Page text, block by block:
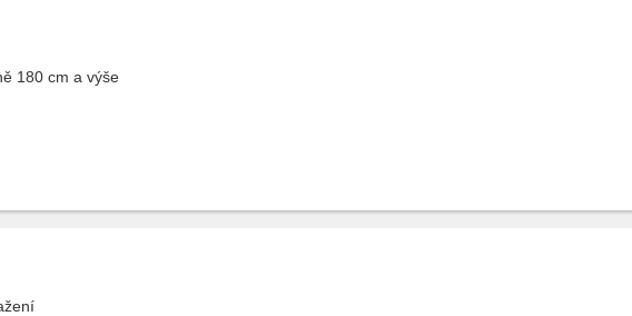
180 cm a výše